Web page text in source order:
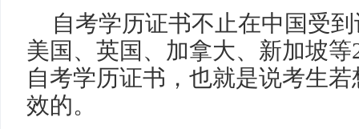
自考学历证书不止在中国受
美国、英国、加拿大、新加坡
自考学历证书，也就是说考生
效的。